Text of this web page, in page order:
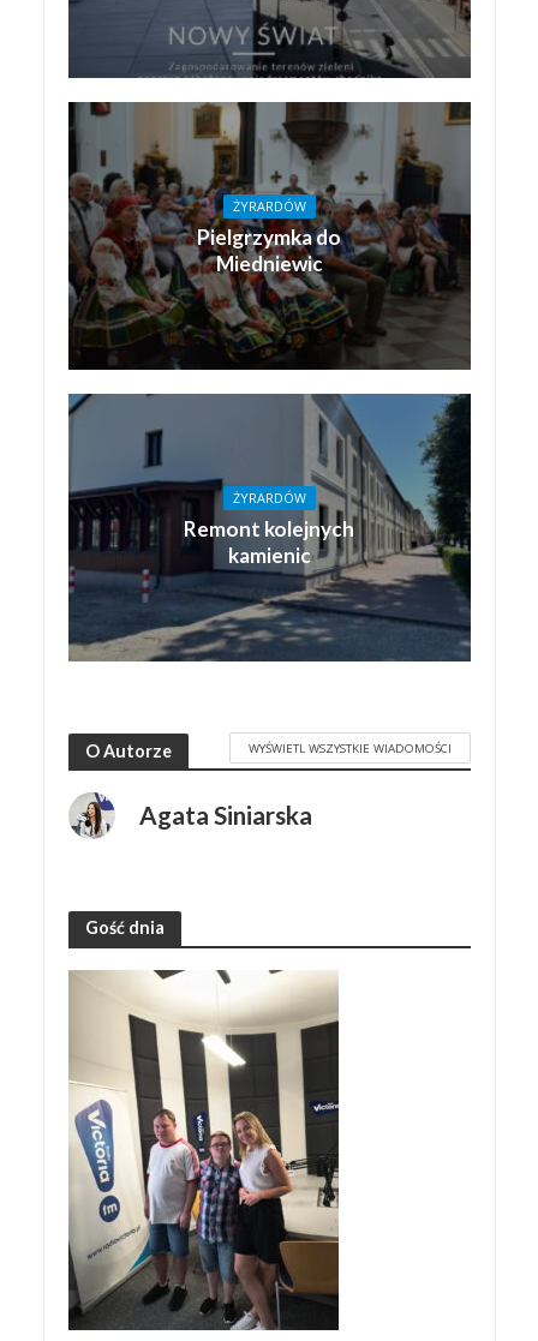
ŻYRARDÓW
Pielgrzymka do
Miedniewic
ŻYRARDÓW
Remont kolejnych
kamienic
O Autorze WYŚWIETL WSZYSTKIE WIADOMOŚCI
Agata Siniarska
Gość dnia